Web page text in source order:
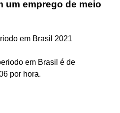
um emprego de meio
em Brasil 2021
em Brasil é de
por hora.